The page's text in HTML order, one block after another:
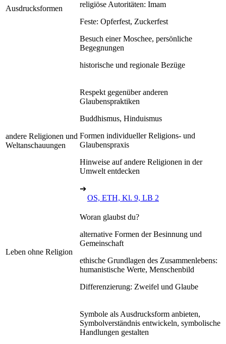
Ausdrucksformen
religiöse Autoritäten: Imam
Feste: Opferfest, Zuckerfest
Besuch einer Moschee, persönliche
Begegnungen
historische und regionale Bezüge
andere Religionen und
Weltanschauungen
Respekt gegenüber anderen
Glaubenspraktiken
Buddhismus, Hinduismus
Formen individueller Religions- und
Glaubenspraxis
Hinweise auf andere Religionen in der
Umwelt entdecken
➔
OS, ETH, Kl. 9, LB 2
Leben ohne Religion
Woran glaubst du?
alternative Formen der Besinnung und
Gemeinschaft
ethische Grundlagen des Zusammenlebens:
humanistische Werte, Menschenbild
Differenzierung: Zweifel und Glaube
Symbole als Ausdrucksform anbieten,
Symbolverständnis entwickeln, symbolische
Handlungen gestalten